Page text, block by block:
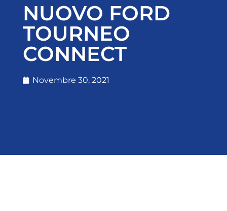
NUOVO FORD
TOURNEO
CONNECT
Novembre 30, 2021